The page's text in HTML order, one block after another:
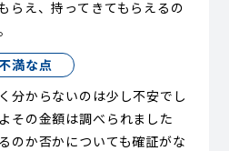
らえ、持ってきてもらえるの
満な点
分からないのは少し不安でし
その金額は調べられました
のか否かについても確証がな